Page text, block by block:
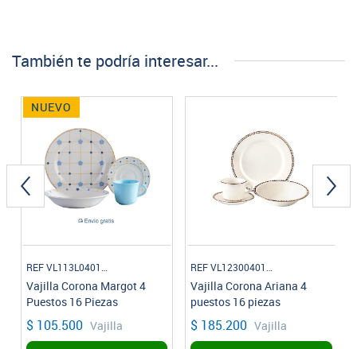
También te podría interesar...
NUEVO
Vajilla Corona Margot 4
Puestos 16 Piezas
$ 105.500 Vajilla
Vajilla Corona Ariana 4
puestos 16 piezas
$ 185.200 Vajilla